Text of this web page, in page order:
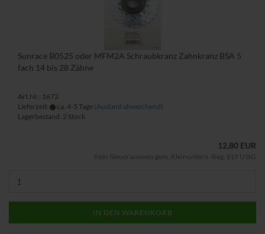
Sunrace B0525 oder MFM2A Schraubkranz Zahnkranz BSA 5
fach 14 bis 28 Zähne
Art.Nr.: 1672
Lieferzeit:
ca. 4-5 Tage (Ausland abweichend)
Lagerbestand: 2 Stück
12,80 EUR
Kein Steuerausweis gem. Kleinuntern.-Reg. §19 UStG
IN DEN WARENKORB